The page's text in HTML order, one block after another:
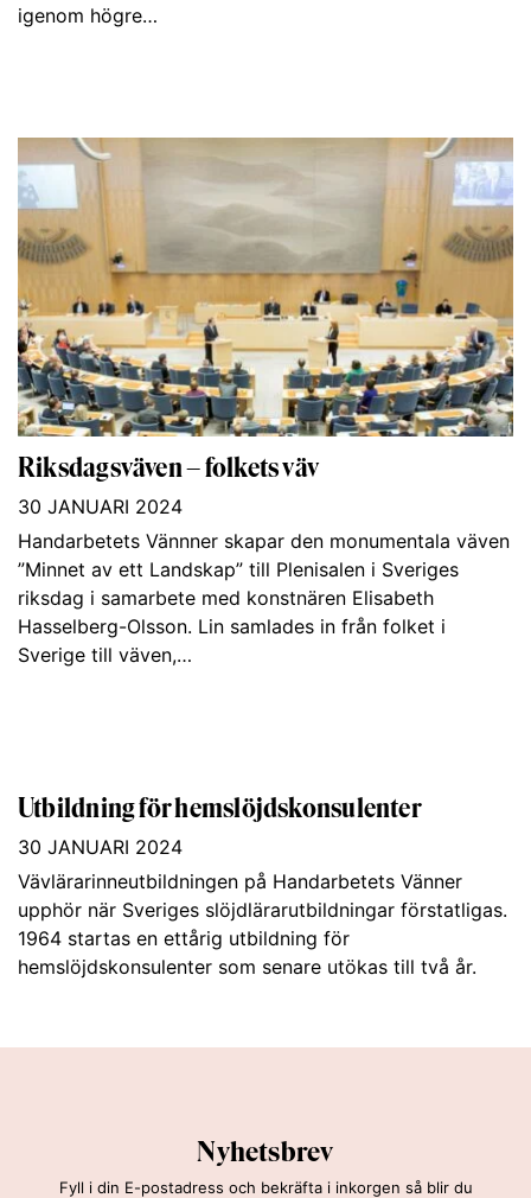
igenom högre…
Riksdagsväven – folkets väv
30 JANUARI 2024
Handarbetets Vännner skapar den monumentala väven
”Minnet av ett Landskap” till Plenisalen i Sveriges
riksdag i samarbete med konstnären Elisabeth
Hasselberg-Olsson. Lin samlades in från folket i
Sverige till väven,…
Utbildning för hemslöjdskonsulenter
30 JANUARI 2024
Vävlärarinneutbildningen på Handarbetets Vänner
upphör när Sveriges slöjdlärarutbildningar förstatligas.
1964 startas en ettårig utbildning för
hemslöjdskonsulenter som senare utökas till två år.
Nyhetsbrev
Fyll i din E-postadress och bekräfta i inkorgen så blir du